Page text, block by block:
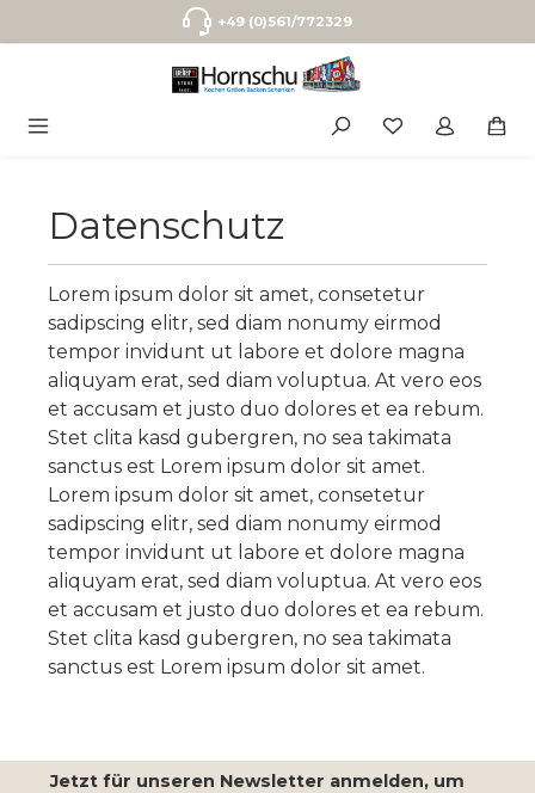
Zum Hauptinhalt springen+49 (0)561/772329
Du hast 0
Datenschutz
Lorem ipsum dolor sit amet, consetetur
sadipscing elitr, sed diam nonumy eirmod
tempor invidunt ut labore et dolore magna
aliquyam erat, sed diam voluptua. At vero eos
et accusam et justo duo dolores et ea rebum.
Stet clita kasd gubergren, no sea takimata
sanctus est Lorem ipsum dolor sit amet.
Lorem ipsum dolor sit amet, consetetur
sadipscing elitr, sed diam nonumy eirmod
tempor invidunt ut labore et dolore magna
aliquyam erat, sed diam voluptua. At vero eos
et accusam et justo duo dolores et ea rebum.
Stet clita kasd gubergren, no sea takimata
sanctus est Lorem ipsum dolor sit amet.
Jetzt für unseren Newsletter anmelden, um